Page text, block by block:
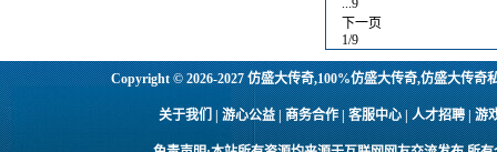
...9
下一页
1/9
Copyright © 2026-2027仿盛大传奇,100%仿盛大传奇,仿盛大传奇
关于我们 | 游心公益 | 商务合作 | 客服中心 | 人才招聘 |